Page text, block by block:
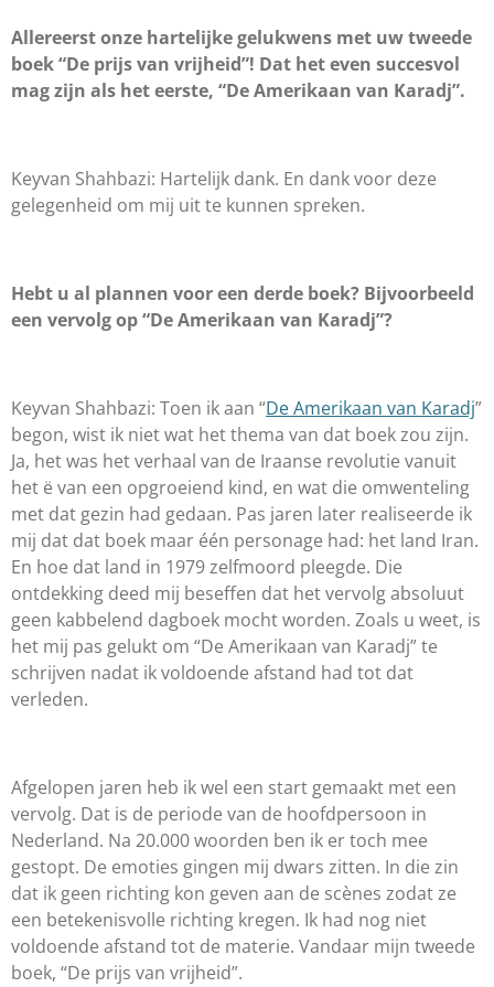
Allereerst onze hartelijke gelukwens met uw tweede
boek “De prijs van vrijheid”! Dat het even succesvol
mag zijn als het eerste, “De Amerikaan van Karadj”.
Keyvan Shahbazi: Hartelijk dank. En dank voor deze
gelegenheid om mij uit te kunnen spreken.
Hebt u al plannen voor een derde boek? Bijvoorbeeld
een vervolg op “De Amerikaan van Karadj”?
Keyvan Shahbazi: Toen ik aan “De Amerikaan van Karadj”
begon, wist ik niet wat het thema van dat boek zou zijn.
Ja, het was het verhaal van de Iraanse revolutie vanuit
het ë van een opgroeiend kind, en wat die omwenteling
met dat gezin had gedaan. Pas jaren later realiseerde ik
mij dat dat boek maar één personage had: het land Iran.
En hoe dat land in 1979 zelfmoord pleegde. Die
ontdekking deed mij beseffen dat het vervolg absoluut
geen kabbelend dagboek mocht worden. Zoals u weet, is
het mij pas gelukt om “De Amerikaan van Karadj” te
schrijven nadat ik voldoende afstand had tot dat
verleden.
Afgelopen jaren heb ik wel een start gemaakt met een
vervolg. Dat is de periode van de hoofdpersoon in
Nederland. Na 20.000 woorden ben ik er toch mee
gestopt. De emoties gingen mij dwars zitten. In die zin
dat ik geen richting kon geven aan de scènes zodat ze
een betekenisvolle richting kregen. Ik had nog niet
voldoende afstand tot de materie. Vandaar mijn tweede
boek, “De prijs van vrijheid”.